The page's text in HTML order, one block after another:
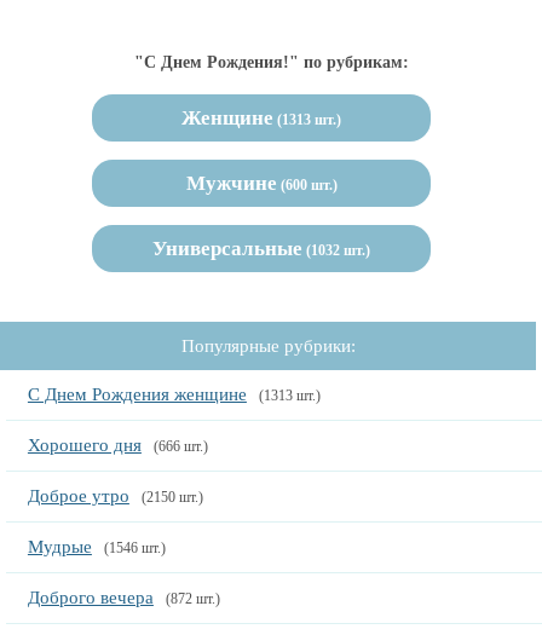
"С Днем Рождения!" по рубрикам:
Женщине (1313 шт.)
Мужчине (600 шт.)
Универсальные (1032 шт.)
Популярные рубрики:
С Днем Рождения женщине (1313 шт.)
Хорошего дня (666 шт.)
Доброе утро (2150 шт.)
Мудрые (1546 шт.)
Доброго вечера (872 шт.)